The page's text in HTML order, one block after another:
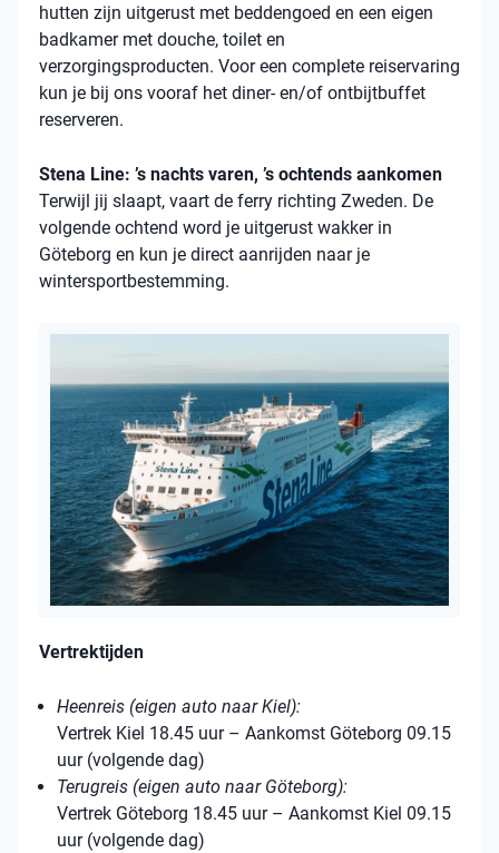
hutten zijn uitgerust met beddengoed en een eigen
badkamer met douche, toilet en
verzorgingsproducten. Voor een complete reiservaring
kun je bij ons vooraf het diner- en/of ontbijtbuffet
reserveren.
Stena Line: ’s nachts varen, ’s ochtends aankomen
Terwijl jij slaapt, vaart de ferry richting Zweden. De
volgende ochtend word je uitgerust wakker in
Göteborg en kun je direct aanrijden naar je
wintersportbestemming.
Vertrektijden
Heenreis (eigen auto naar Kiel):
Vertrek Kiel 18.45 uur – Aankomst Göteborg 09.15
uur (volgende dag)
Terugreis (eigen auto naar Göteborg):
Vertrek Göteborg 18.45 uur – Aankomst Kiel 09.15
uur (volgende dag)